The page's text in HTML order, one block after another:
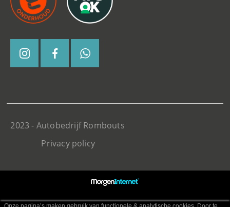
2023 - Autobedrijf Rombouts
Privacy policy